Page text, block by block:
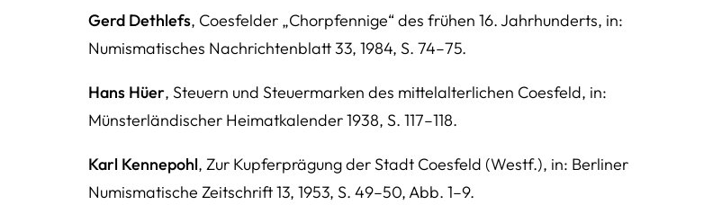
Gerd Dethlefs, Coesfelder „Chorpfennige“ des frühen 16. Jahrhunderts, in:
Numismatisches Nachrichtenblatt 33, 1984, S. 74–75.
Hans Hüer, Steuern und Steuermarken des mittelalterlichen Coesfeld, in:
Münsterländischer Heimatkalender 1938, S. 117–118.
Karl Kennepohl, Zur Kupferprägung der Stadt Coesfeld (Westf.), in: Berliner
Numismatische Zeitschrift 13, 1953, S. 49–50, Abb. 1–9.